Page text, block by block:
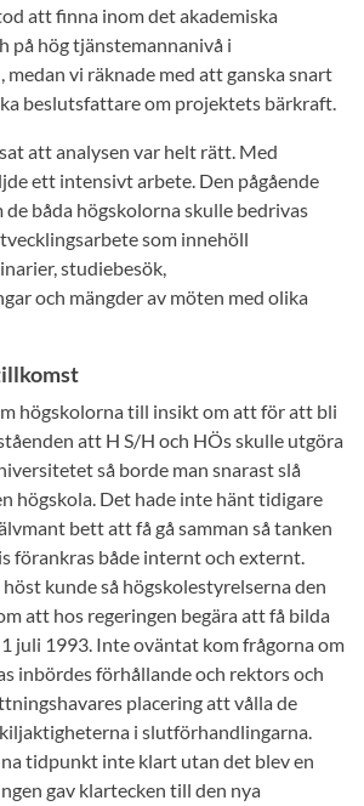
att finna inom det akademiska
på hög tjänstemannanivå i
vi räknade med att ganska snart
beslutsfattare om projektets bärkraft.
att analysen var helt rätt. Med
ett intensivt arbete. Den pågående
båda högskolorna skulle bedrivas
som innehöll
studiebesök,
och mängder av möten med olika
högskolorna till insikt om att för att bli
att H S/H och HÖs skulle utgöra
så borde man snarast slå
högskola. Det hade inte hänt tidigare
bett att få gå samman så tanken
förankras både internt och externt.
kunde så högskolestyrelserna den
att hos regeringen begära att få bilda
juli 1993. Inte oväntat kom frågorna om
inbördes förhållande och rektors och
placering att vålla de
i slutförhandlingarna.
tidpunkt inte klart utan det blev en
gav klartecken till den nya